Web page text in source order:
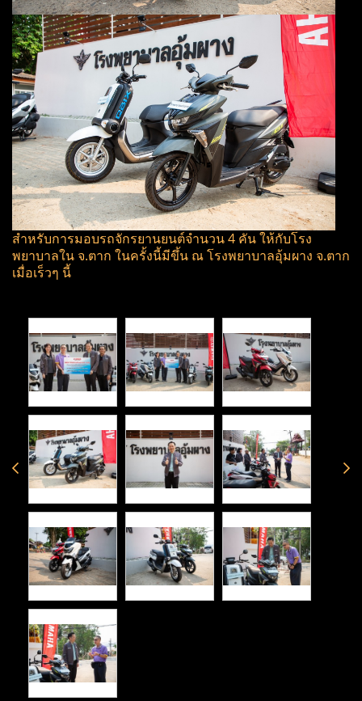
สำหรับการมอบรถจักรยานยนต์จำนวน 4 คัน ให้กับโรง
พยาบาลใน จ.ตาก ในครั้งนี้มีขึ้น ณ โรงพยาบาลอุ้มผาง จ.ตาก
เมื่อเร็วๆ นี้